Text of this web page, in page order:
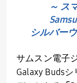
～ ス
シルバー
サムスン電子
Galaxy Budsシ